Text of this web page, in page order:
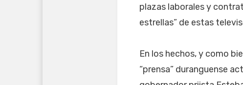
plazas laborales y
estrellas” de estas
En los hechos, y como
“prensa” duranguense